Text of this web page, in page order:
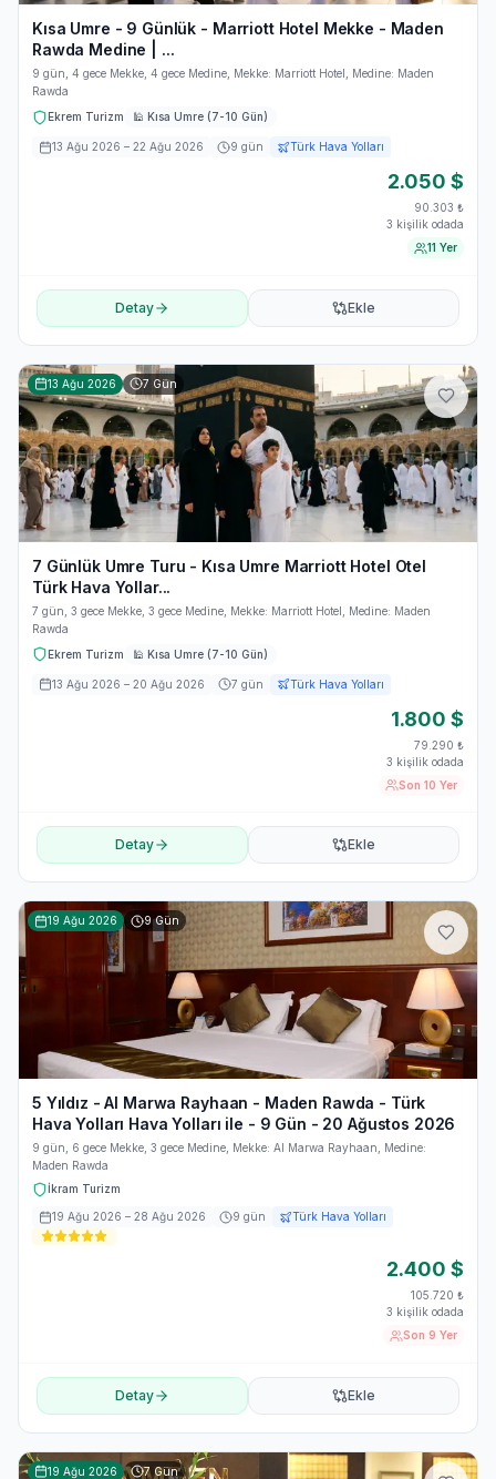
Kısa Umre - 9 Günlük - Marriott Hotel Mekke - Maden
Rawda Medine | ...
9 gün, 4 gece Mekke, 4 gece Medine, Mekke: Marriott Hotel, Medine: Maden
Rawda
Ekrem Turizm
🕌 Kısa Umre (7-10 Gün)
13 Ağu 2026 – 22 Ağu 2026 9 gün Türk Hava Yolları
2.050 $
90.303 ₺
3 kişilik odada
11 Yer
Detay Ekle
13 Ağu 2026 7 Gün
7 Günlük Umre Turu - Kısa Umre Marriott Hotel Otel
Türk Hava Yollar...
7 gün, 3 gece Mekke, 3 gece Medine, Mekke: Marriott Hotel, Medine: Maden
Rawda
Ekrem Turizm
🕌 Kısa Umre (7-10 Gün)
13 Ağu 2026 – 20 Ağu 2026 7 gün Türk Hava Yolları
1.800 $
79.290 ₺
3 kişilik odada
Son 10 Yer
Detay Ekle
19 Ağu 2026 9Gün
5 Yıldız - Al Marwa Rayhaan - Maden Rawda - Türk
Hava Yolları Hava Yolları ile - 9 Gün - 20 Ağustos 2026
9 gün, 6 gece Mekke, 3 gece Medine, Mekke: Al Marwa Rayhaan, Medine:
Maden Rawda
İkram Turizm
19 Ağu 2026 – 28 Ağu 2026 9 gün Türk Hava Yolları
2.400 $
105.720 ₺
3 kişilik odada
Son 9 Yer
Detay Ekle
19 Ağu 2026 7 Gün